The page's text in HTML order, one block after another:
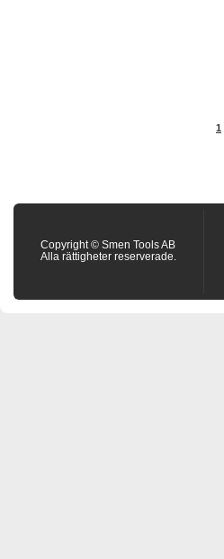
1
Copyright © Smen Tools AB
Alla rättigheter reserverade.